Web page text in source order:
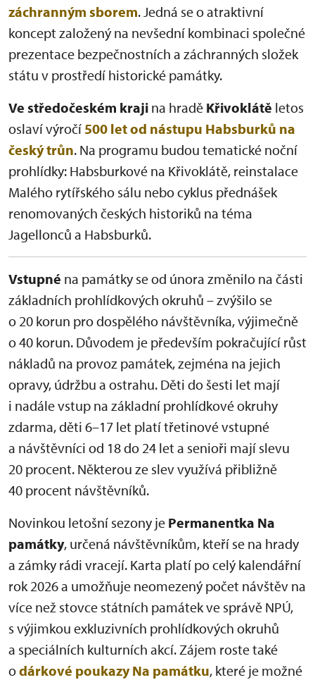
záchranným sborem. Jedná se o atraktivní
koncept založený na nevšední kombinaci společné
prezentace bezpečnostních a záchranných složek
státu v prostředí historické památky.
Ve středočeském kraji na hradě Křivoklátě letos
oslaví výročí 500 let od nástupu Habsburků na
český trůn. Na programu budou tematické noční
prohlídky: Habsburkové na Křivoklátě, reinstalace
Malého rytířského sálu nebo cyklus přednášek
renomovaných českých historiků na téma
Jagellonců a Habsburků.
Vstupné na památky se od února změnilo na části
základních prohlídkových okruhů – zvýšilo se
o 20 korun pro dospělého návštěvníka, výjimečně
o 40 korun. Důvodem je především pokračující růst
nákladů na provoz památek, zejména na jejich
opravy, údržbu a ostrahu. Děti do šesti let mají
i nadále vstup na základní prohlídkové okruhy
zdarma, děti 6–17 let platí třetinové vstupné
a návštěvníci od 18 do 24 let a senioři mají slevu
20 procent. Některou ze slev využívá přibližně
40 procent návštěvníků.
Novinkou letošní sezony je Permanentka Na
památky, určená návštěvníkům, kteří se na hrady
a zámky rádi vracejí. Karta platí po celý kalendářní
rok 2026 a umožňuje neomezený počet návštěv na
více než stovce státních památek ve správě NPÚ,
s výjimkou exkluzivních prohlídkových okruhů
a speciálních kulturních akcí. Zájem roste také
odárkové poukazy Na památku, které je možné